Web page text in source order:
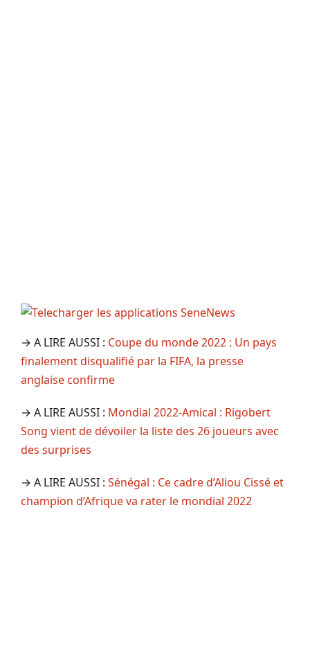
→ A LIRE AUSSI : Coupe du monde 2022 : Un pays
finalement disqualifié par la FIFA, la presse
anglaise confirme
→ A LIRE AUSSI : Mondial 2022-Amical : Rigobert
Song vient de dévoiler la liste des 26 joueurs avec
des surprises
→ A LIRE AUSSI : Sénégal : Ce cadre d’Aliou Cissé et
champion d’Afrique va rater le mondial 2022